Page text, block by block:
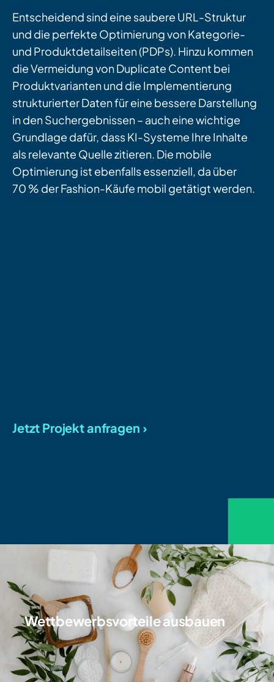
Entscheidend sind eine saubere URL-Struktur
und die perfekte Optimierung von Kategorie-
und Produktdetailseiten (PDPs). Hinzu kommen
die Vermeidung von Duplicate Content bei
Produktvarianten und die Implementierung
strukturierter Daten für eine bessere Darstellung
in den Suchergebnissen – auch eine wichtige
Grundlage dafür, dass KI-Systeme Ihre Inhalte
als relevante Quelle zitieren. Die mobile
Optimierung ist ebenfalls essenziell, da über
70 % der Fashion-Käufe mobil getätigt werden.
Jetzt Projekt anfragen ›
Wettbewerbsvorteile ausbauen